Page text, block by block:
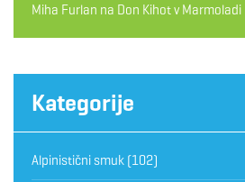
Miha Furlan na Don Kihot v Marmoladi
Kategorije
Alpinistični smuk (102)